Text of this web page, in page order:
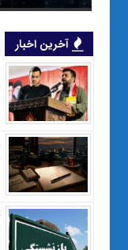
آخرین اخبار